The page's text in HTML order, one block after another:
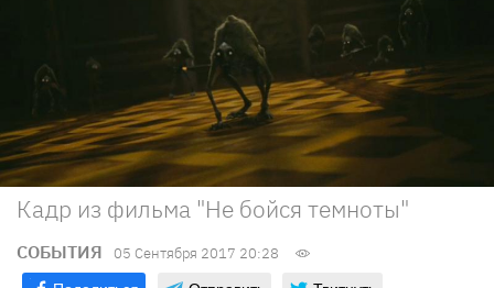
Кадр из фильма "Не бойся темноты"
СОБЫТИЯ 05 Сентября 2017 20:28